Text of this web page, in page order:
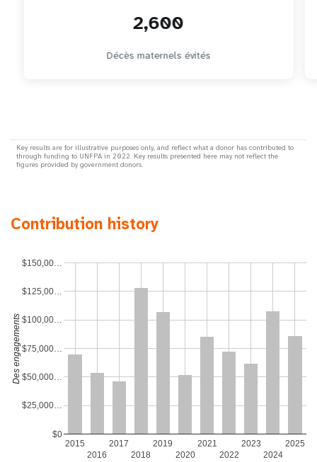
2,600
Décès maternels évités
Key results are for illustrative purposes only, and reflect what a donor has contributed to
through funding to UNFPA in 2022. Key results presented here may not reflect the
figures provided by government donors.
Contribution history
2015
2016
2017
2018
2019
2020
2021
2022
2023
2024
2025
$0
$25,000…
$50,000…
$75,000…
$100,00…
$125,00…
$150,00…
Des engagements